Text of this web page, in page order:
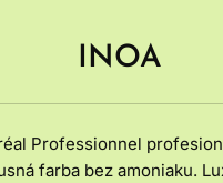
je však vnímať ju
uľahčiť rozčesávanie a
TYPU
ocenia ľahké
INOA
Professionnel
farba bez amoniaku.